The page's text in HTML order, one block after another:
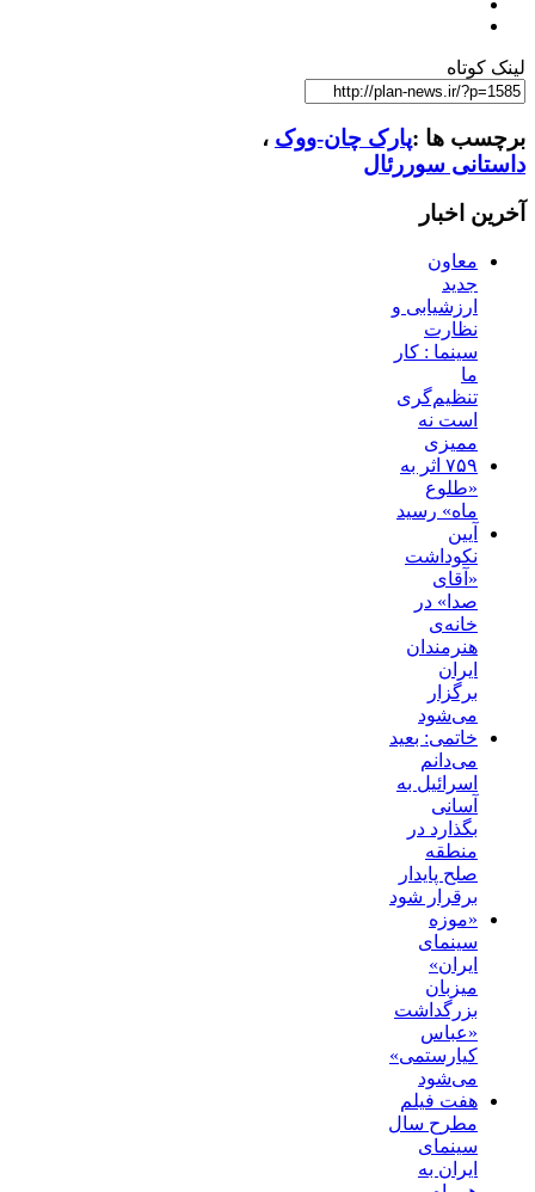
لینک کوتاه
برچسب ها :پارک چان-ووک ،
داستانی سوررئال
آخرین اخبار
معاون
جدید
ارزشیابی و
نظارت
سینما : کار
ما
تنظیم‌گری
است نه
ممیزی
۷۵۹ اثر به
«طلوع
ماه» رسید
آیین
نکوداشت
«آقای
صدا» در
خانه‌ی
هنرمندان
ایران
برگزار
می‌شود
خاتمی: بعید
می‌دانم
اسرائیل به
آسانی
بگذارد در
منطقه
صلح پایدار
برقرار شود
«موزه
سینمای
ایران»
میزبان
بزرگداشت
«عباس
کیارستمی»
می‌شود
هفت فیلم
مطرح سال
سینمای
ایران به